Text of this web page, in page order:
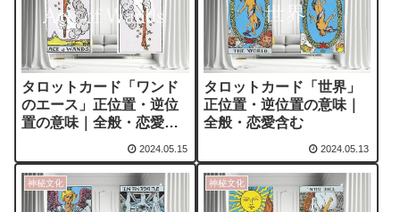
タロットカード「ワンド
のエース」正位置・逆位
置の意味｜全般・恋愛含
2024.05.15
タロットカード「世界」
正位置・逆位置の意味｜
全般・恋愛含む
2024.05.13
神秘文化 神秘文化